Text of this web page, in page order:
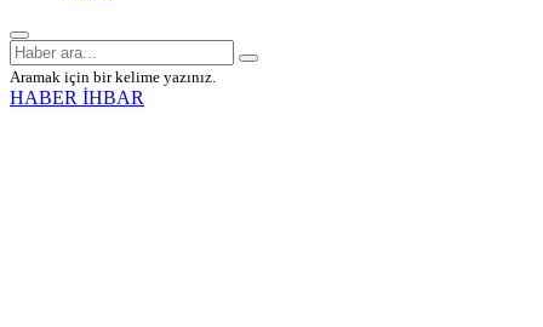
Aramak için bir kelime yazınız.
HABER İHBAR